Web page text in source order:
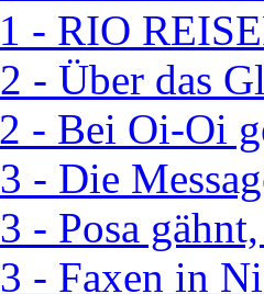
- RIO
- Über das
- Bei Oi-Oi
- Die
- Posa
- Faxen in